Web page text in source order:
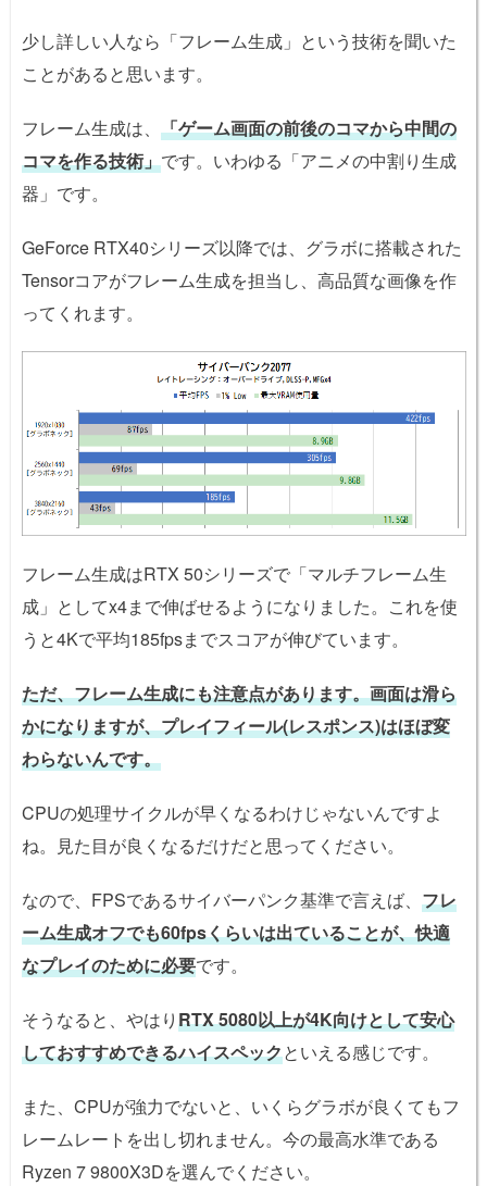
少し詳しい人なら「フレーム生成」という技術を聞いた
ことがあると思います。
フレーム生成は、 「ゲーム画面の前後のコマから中間の
コマを作る技術」です。いわゆる「アニメの中割り生成
器」です。
GeForce RTX40シリーズ以降では、グラボに搭載された
Tensorコアがフレーム生成を担当し、高品質な画像を作
ってくれます。
フレーム生成はRTX 50シリーズで「マルチフレーム生
成」としてx4まで伸ばせるようになりました。これを使
うと4Kで平均185fpsまでスコアが伸びています。
ただ、フレーム生成にも注意点があります。画面は滑ら
かになりますが、プレイフィール(レスポンス)はほぼ変
わらないんです。
CPUの処理サイクルが早くなるわけじゃないんですよ
ね。見た目が良くなるだけだと思ってください。
なので、FPSであるサイバーパンク基準で言えば、 フレ
ーム生成オフでも60fpsくらいは出ていることが、快適
なプレイのために必要です。
そうなると、やはりRTX 5080以上が4K向けとして安心
しておすすめできるハイスペックといえる感じです。
また、CPUが強力でないと、いくらグラボが良くてもフ
レームレートを出し切れません。今の最高水準である
Ryzen 7 9800X3Dを選んでください。